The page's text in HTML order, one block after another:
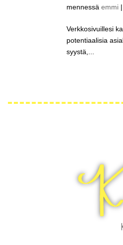
mennessäemmi |
Verkkosivuillesi
potentiaalisia
syystä,...